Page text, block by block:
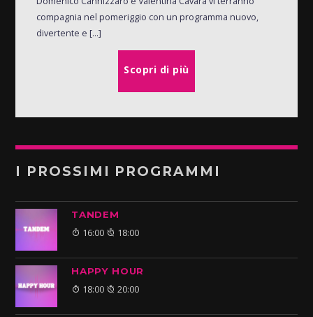
compagnia nel pomeriggio con un programma nuovo,
divertente e [...]
Scopri di più
I PROSSIMI PROGRAMMI
TANDEM
16:00 18:00
HAPPY HOUR
18:00 20:00